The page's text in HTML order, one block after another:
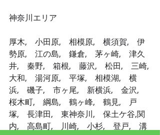
神奈川エリア
厚木,　小田原,　相模原,　横須賀,　伊
勢原,　江の島,　鎌倉,　茅ヶ崎,　津久
井,　秦野,　箱根,　藤沢,　松田,　三崎,
大和,　湯河原,　平塚,　相模湖,　横
浜,　磯子,　市ヶ尾,　新横浜,　金沢,
桜木町,　綱島,　鶴ヶ峰,　鶴見,　戸
塚,　長津田,　東神奈川,　保土ケ谷,関
内,　高島町,　川崎,　小杉,　登戸,　溝